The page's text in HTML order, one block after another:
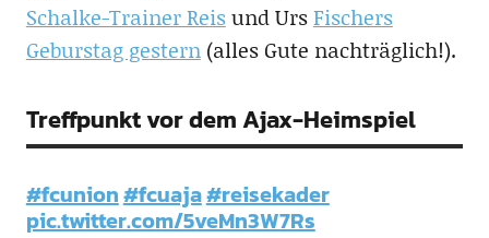
Schalke-Trainer Reisund UrsFischers
Geburstag gestern(alles Gute nachträglich!).
Treffpunkt vor dem Ajax-Heimspiel
#fcunion#fcuaja#reisekader
pic.twitter.com/5veMn3W7Rs